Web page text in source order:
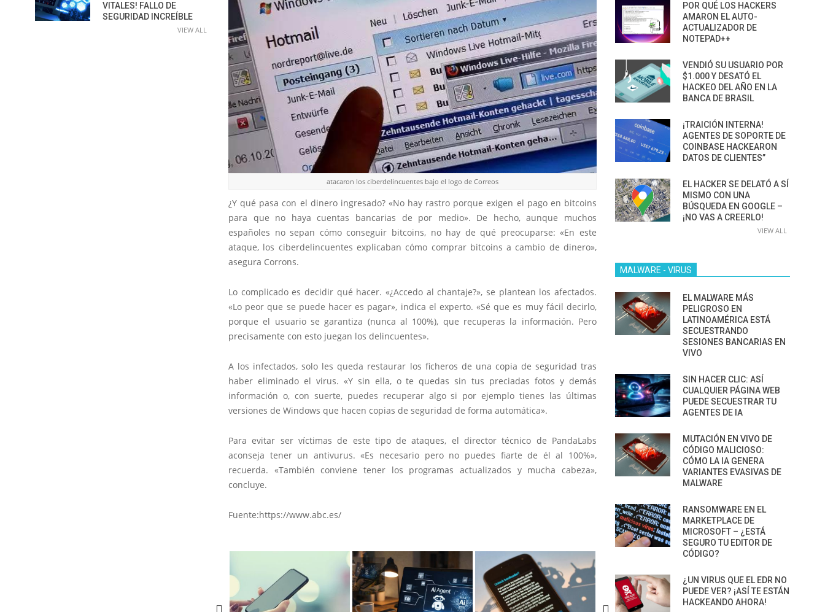
atacaron los ciberdelincuentes bajo el logo de Correos
¿Y qué pasa con el dinero ingresado? «No hay rastro porque exigen el pago en bitcoins
para que no haya cuentas bancarias de por medio». De hecho, aunque muchos
españoles no sepan cómo conseguir bitcoins, no hay de qué preocuparse: «En este
ataque, los ciberdelincuentes explicaban cómo comprar bitcoins a cambio de dinero»,
asegura Corrons.
Lo complicado es decidir qué hacer. «¿Accedo al chantaje?», se plantean los afectados.
«Lo peor que se puede hacer es pagar», indica el experto. «Sé que es muy fácil decirlo,
porque el usuario se garantiza (nunca al 100%), que recuperas la información. Pero
precisamente con esto juegan los delincuentes».
A los infectados, solo les queda restaurar los ficheros de una copia de seguridad tras
haber eliminado el virus. «Y sin ella, o te quedas sin tus preciadas fotos y demás
información o, con suerte, puedes recuperar algo si por ejemplo tienes las últimas
versiones de Windows que hacen copias de seguridad de forma automática».
Para evitar ser víctimas de este tipo de ataques, el director técnico de PandaLabs
aconseja tener un antivurus. «Es necesario pero no puedes fiarte de él al 100%»,
recuerda. «También conviene tener los programas actualizados y mucha cabeza»,
concluye.
Fuente:https://www.abc.es/
VITALES! FALLO DE
SEGURIDAD INCREÍBLE
VIEW ALL
POR QUÉ LOS HACKERS
AMARON EL AUTO-
ACTUALIZADOR DE
NOTEPAD++
VENDIÓ SU USUARIO POR
$1.000 Y DESATÓ EL
HACKEO DEL AÑO EN LA
BANCA DE BRASIL
¡TRAICIÓN INTERNA!
AGENTES DE SOPORTE DE
COINBASE HACKEARON
DATOS DE CLIENTES”
EL HACKER SE DELATÓ A SÍ
MISMO CON UNA
BÚSQUEDA EN GOOGLE –
¡NO VAS A CREERLO!
VIEW ALL
MALWARE - VIRUS
EL MALWARE MÁS
PELIGROSO EN
LATINOAMÉRICA ESTÁ
SECUESTRANDO
SESIONES BANCARIAS EN
VIVO
SIN HACER CLIC: ASÍ
CUALQUIER PÁGINA WEB
PUEDE SECUESTRAR TU
AGENTES DE IA
MUTACIÓN EN VIVO DE
CÓDIGO MALICIOSO:
CÓMO LA IA GENERA
VARIANTES EVASIVAS DE
MALWARE
RANSOMWARE EN EL
MARKETPLACE DE
MICROSOFT – ¿ESTÁ
SEGURO TU EDITOR DE
CÓDIGO?
¿UN VIRUS QUE EL EDR NO
PUEDE VER? ¡ASÍ TE ESTÁN
HACKEANDO AHORA!